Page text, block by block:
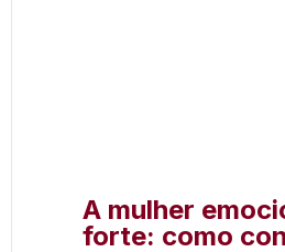
A mulher
forte: como